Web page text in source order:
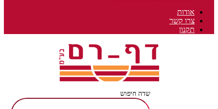
אודות
צרו קשר
תקנון
שדה חיפוש